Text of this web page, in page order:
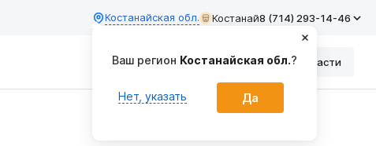
Костанайская обл. Костанай8 (714) 293-14-46
Каталог Запчасти
Ваш регион Костанайская обл.?
Нет, указать Да